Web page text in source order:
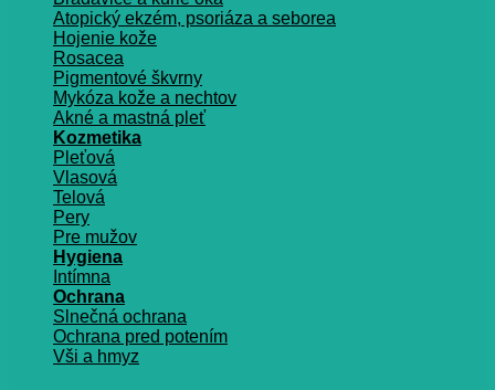
Atopický ekzém, psoriáza a seborea
Hojenie kože
Rosacea
Pigmentové škvrny
Mykóza kože a nechtov
Akné a mastná pleť
Kozmetika
Pleťová
Vlasová
Telová
Pery
Pre mužov
Hygiena
Intímna
Ochrana
Slnečná ochrana
Ochrana pred potením
Vši a hmyz